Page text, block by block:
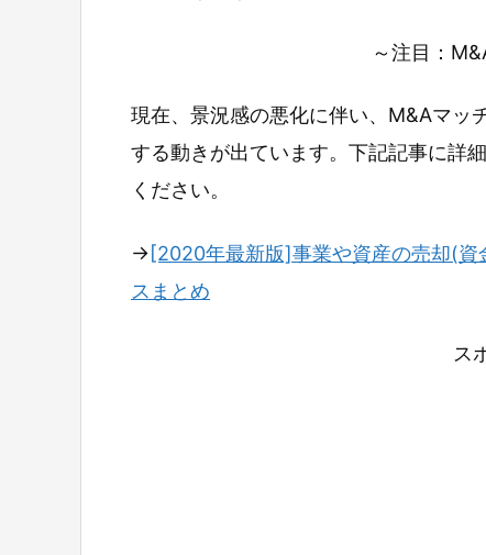
～注目：
現在、景況感の悪化に伴い、M&Aマッ
する動きが出ています。下記記事に詳
ください。
→[2020年最新版]事業や資産の売却(
スまとめ
ス